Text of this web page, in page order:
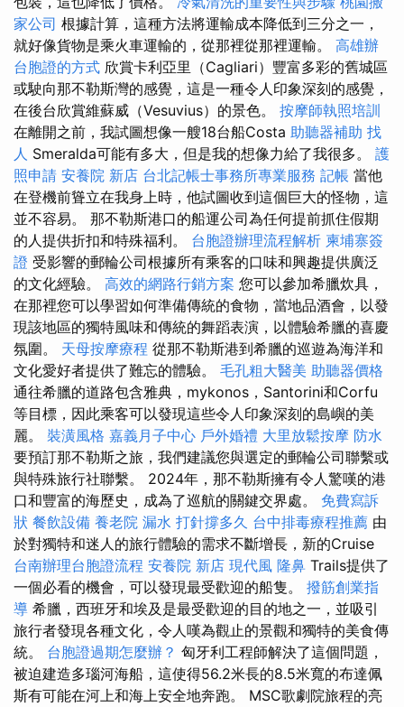
家公司 根據計算，這種方法將運輸成本降低到三分之一，
就好像貨物是乘火車運輸的，從那裡從那裡運輸。 高雄辦
台胞證的方式 欣賞卡利亞里（Cagliari）豐富多彩的舊城區
或駛向那不勒斯灣的感覺，這是一種令人印象深刻的感覺，
在後台欣賞維蘇威（Vesuvius）的景色。 按摩師執照培訓
在離開之前，我試圖想像一艘18台船Costa 助聽器補助 找
人 Smeralda可能有多大，但是我的想像力給了我很多。 護
照申請 安養院 新店 台北記帳士事務所專業服務 記帳 當他
在登機前聳立在我身上時，他試圖收到這個巨大的怪物，這
並不容易。 那不勒斯港口的船運公司為任何提前抓住假期
的人提供折扣和特殊福利。 台胞證辦理流程解析 柬埔寨簽
證 受影響的郵輪公司根據所有乘客的口味和興趣提供廣泛
的文化經驗。 高效的網路行銷方案 您可以參加希臘炊具，
在那裡您可以學習如何準備傳統的食物，當地品酒會，以發
現該地區的獨特風味和傳統的舞蹈表演，以體驗希臘的喜慶
氛圍。 天母按摩療程 從那不勒斯港到希臘的巡遊為海洋和
文化愛好者提供了難忘的體驗。 毛孔粗大醫美 助聽器價格
通往希臘的道路包含雅典，mykonos，Santorini和Corfu
等目標，因此乘客可以發現這些令人印象深刻的島嶼的美
麗。 裝潢風格 嘉義月子中心 戶外婚禮 大里放鬆按摩 防水
要預訂那不勒斯之旅，我們建議您與選定的郵輪公司聯繫或
與特殊旅行社聯繫。 2024年，那不勒斯擁有令人驚嘆的港
口和豐富的海歷史，成為了巡航的關鍵交界處。 免費寫訴
狀 餐飲設備 養老院 漏水 打針撐多久 台中排毒療程推薦 由
於對獨特和迷人的旅行體驗的需求不斷增長，新的Cruise
台南辦理台胞證流程 安養院 新店 現代風 隆鼻 Trails提供了
一個必看的機會，可以發現最受歡迎的船隻。 撥筋創業指
導 希臘，西班牙和埃及是最受歡迎的目的地之一，並吸引
旅行者發現各種文化，令人嘆為觀止的景觀和獨特的美食傳
統。 台胞證過期怎麼辦？ 匈牙利工程師解決了這個問題，
被迫建造多瑙河海船，這使得56.2米長的8.5米寬的布達佩
斯有可能在河上和海上安全地奔跑。 MSC歌劇院旅程的亮